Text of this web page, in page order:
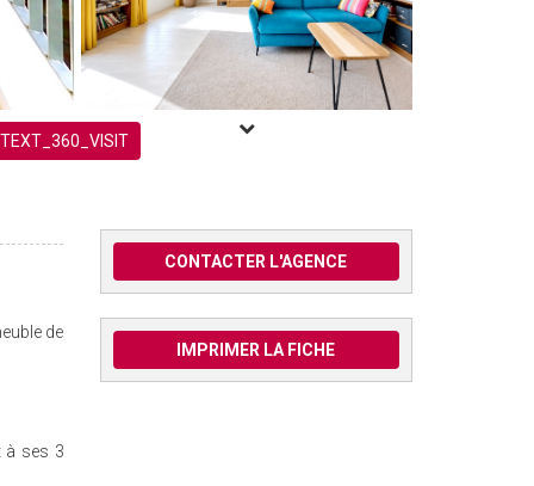
de
à ses 3
CONTACTER L'AGENCE
IMPRIMER LA FICHE